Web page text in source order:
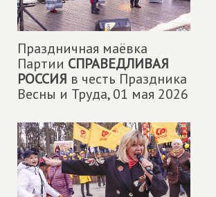
Праздничная маëвка
Партии СПРАВЕДЛИВАЯ
РОССИЯ в честь Праздника
Весны и Труда,01 мая 2026